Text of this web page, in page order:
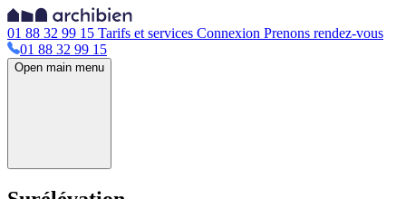
01 88 32 99 15 Tarifs et services Connexion Prenons rendez-vous
01 88 32 99 15
Open main menu